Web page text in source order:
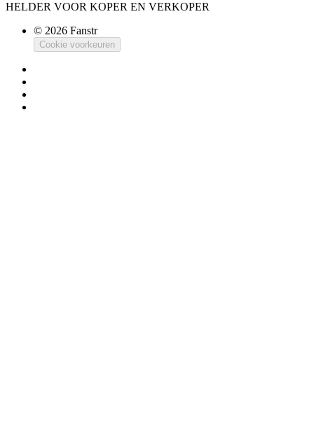
HELDER VOOR KOPER EN VERKOPER
© 2026 Fanstr
Cookie voorkeuren